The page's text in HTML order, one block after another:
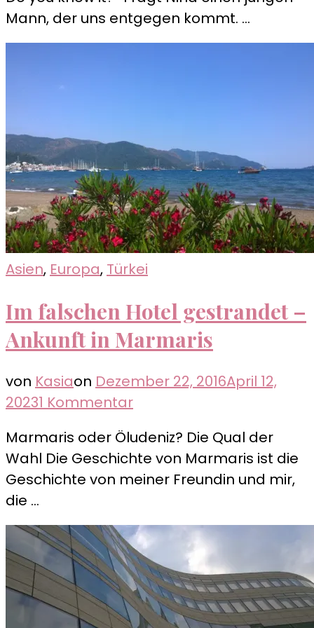
Ägäis-
Mann, der uns entgegen kommt. …
Asien, Europa, Türkei
Im falschen Hotel gestrandet –
Ankunft in Marmaris
von Kasiaon Dezember 22, 2016April 12,
20231 Kommentarzu
falschen
Hotel
gestrandet
Ankunft
in
Marmaris
Marmaris oder Öludeniz? Die Qual der
Wahl Die Geschichte von Marmaris ist die
Geschichte von meiner Freundin und mir,
die …